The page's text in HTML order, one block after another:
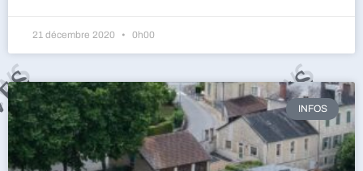
21 décembre 2020 0h00
INFOS